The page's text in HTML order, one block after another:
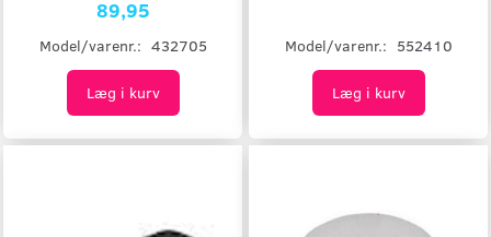
89,95
Model/varenr.: 432705
Læg i kurv
Model/varenr.: 552410
Læg i kurv